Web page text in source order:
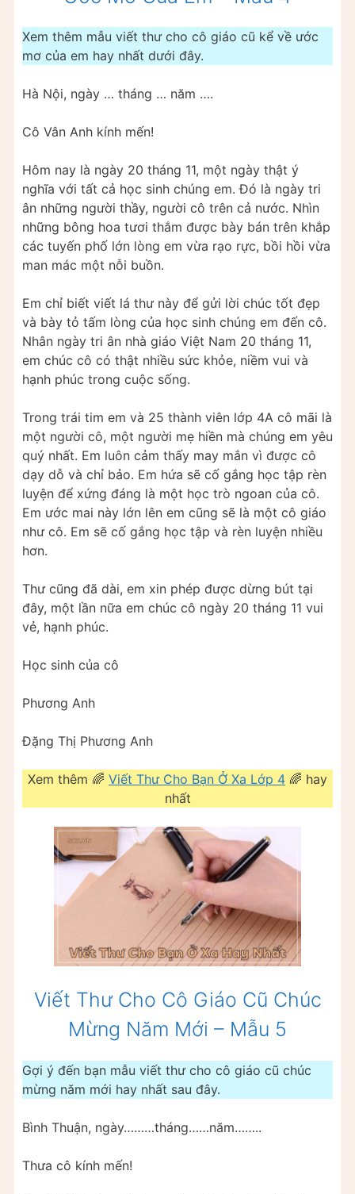
Xem thêm mẫu viết thư cho cô giáo cũ kể về ước
mơ của em hay nhất dưới đây.
Hà Nội, ngày … tháng … năm ….
Cô Vân Anh kính mến!
Hôm nay là ngày 20 tháng 11, một ngày thật ý
nghĩa với tất cả học sinh chúng em. Đó là ngày tri
ân những người thầy, người cô trên cả nước. Nhìn
những bông hoa tươi thắm được bày bán trên khắp
các tuyến phố lớn lòng em vừa rạo rực, bồi hồi vừa
man mác một nỗi buồn.
Em chỉ biết viết lá thư này để gửi lời chúc tốt đẹp
và bày tỏ tấm lòng của học sinh chúng em đến cô.
Nhân ngày tri ân nhà giáo Việt Nam 20 tháng 11,
em chúc cô có thật nhiều sức khỏe, niềm vui và
hạnh phúc trong cuộc sống.
Trong trái tim em và 25 thành viên lớp 4A cô mãi là
một người cô, một người mẹ hiền mà chúng em yêu
quý nhất. Em luôn cảm thấy may mắn vì được cô
dạy dỗ và chỉ bảo. Em hứa sẽ cố gắng học tập rèn
luyện để xứng đáng là một học trò ngoan của cô.
Em ước mai này lớn lên em cũng sẽ là một cô giáo
như cô. Em sẽ cố gắng học tập và rèn luyện nhiều
hơn.
Thư cũng đã dài, em xin phép được dừng bút tại
đây, một lần nữa em chúc cô ngày 20 tháng 11 vui
vẻ, hạnh phúc.
Học sinh của cô
Phương Anh
Đặng Thị Phương Anh
Xem thêm 🌈 Viết Thư Cho Bạn Ở Xa Lớp 4 🌈 hay
nhất
Viết Thư Cho Cô Giáo Cũ Chúc
Mừng Năm Mới – Mẫu 5
Gợi ý đến bạn mẫu viết thư cho cô giáo cũ chúc
mừng năm mới hay nhất sau đây.
Bình Thuận, ngày………tháng……năm……..
Thưa cô kính mến!